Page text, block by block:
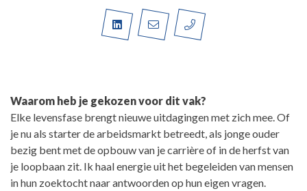
Waarom heb je gekozen voor dit vak?
Elke levensfase brengt nieuwe uitdagingen met zich mee. Of
je nu als starter de arbeidsmarkt betreedt, als jonge ouder
bezig bent met de opbouw van je carrière of in de herfst van
je loopbaan zit. Ik haal energie uit het begeleiden van mensen
in hun zoektocht naar antwoorden op hun eigen vragen.